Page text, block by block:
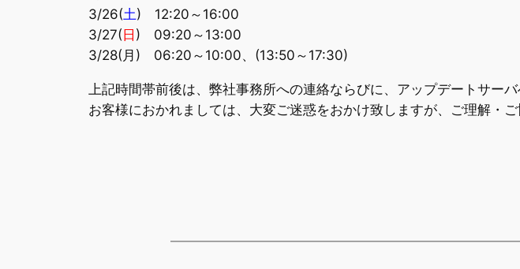
3/26(土) 12:20～16:00
3/27( 日 ) 09:20～13:00
3/28(月) 06:20～10:00、(13:50～17:30)
上記時間帯前後は、弊社事務所への連絡ならびに、アップデートサー
お客様におかれましては、大変ご迷惑をおかけ致しますが、ご理解・